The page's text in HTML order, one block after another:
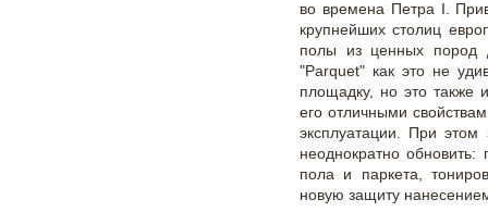
во времена Петра I.
крупнейших столиц
полы из ценных пород
"Parquet" как это не
площадку, но это также
его отличными
эксплуатации. При
неоднократно
пола и паркета,
новую защиту